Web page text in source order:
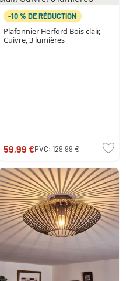
-10 % DE RÉDUCTION
Plafonnier Herford Bois clair,
Cuivre, 3 lumières
59,99 €PVC:129,99 €